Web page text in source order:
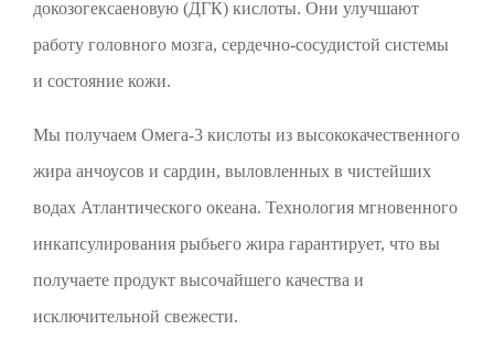
докозогексаеновую (ДГК) кислоты. Они улучшают
работу головного мозга, сердечно-сосудистой системы
и состояние кожи.
Мы получаем Омега-3 кислоты из высококачественного
жира анчоусов и сардин, выловленных в чистейших
водах Атлантического океана. Технология мгновенного
инкапсулирования рыбьего жира гарантирует, что вы
получаете продукт высочайшего качества и
исключительной свежести.